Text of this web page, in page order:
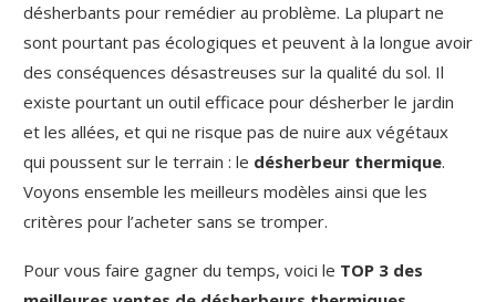
désherbants pour remédier au problème. La plupart ne
sont pourtant pas écologiques et peuvent à la longue avoir
des conséquences désastreuses sur la qualité du sol. Il
existe pourtant un outil efficace pour désherber le jardin
et les allées, et qui ne risque pas de nuire aux végétaux
qui poussent sur le terrain : le désherbeur thermique.
Voyons ensemble les meilleurs modèles ainsi que les
critères pour l’acheter sans se tromper.
Pour vous faire gagner du temps, voici le TOP 3 des